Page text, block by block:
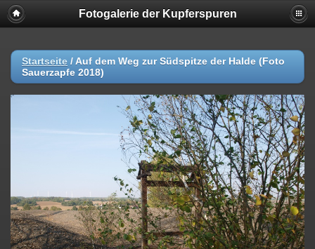
Fotogalerie der Kupferspuren
Startseite / Auf dem Weg zur Südspitze der Halde (Foto
Sauerzapfe 2018)